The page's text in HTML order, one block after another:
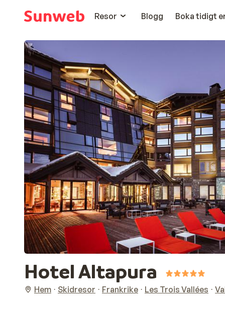
Resor
Blogg Boka tidigt
Hotel Altapura
Hem Skidresor Frankrike Les Trois Vallées